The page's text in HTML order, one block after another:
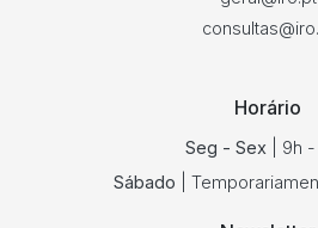
Horário
Seg - Sex | 9h
Sábado
|